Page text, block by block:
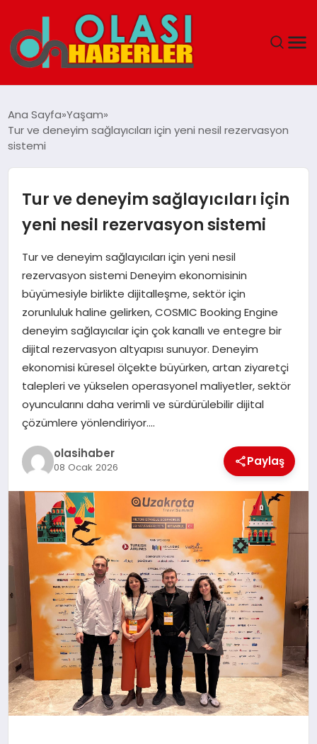
SPOR
TEKNOLOJI
YAŞAM
Ana Sayfa Yaşam
Tur ve deneyim sağlayıcıları için yeni nesil rezervasyon
sistemi
Tur ve deneyim sağlayıcıları için
yeni nesil rezervasyon sistemi
Tur ve deneyim sağlayıcıları için yeni nesil
rezervasyon sistemi Deneyim ekonomisinin
büyümesiyle birlikte dijitalleşme, sektör için
zorunluluk haline gelirken, COSMIC Booking Engine
deneyim sağlayıcılar için çok kanallı ve entegre bir
dijital rezervasyon altyapısı sunuyor. Deneyim
ekonomisi küresel ölçekte büyürken, artan ziyaretçi
talepleri ve yükselen operasyonel maliyetler, sektör
oyuncularını daha verimli ve sürdürülebilir dijital
çözümlere yönlendiriyor….
olasihaber
08 Ocak 2026 Paylaş